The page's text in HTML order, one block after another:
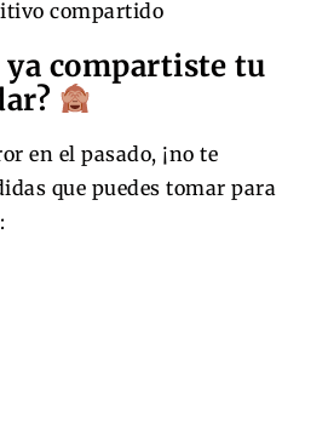
compartido
ya compartiste tu
en el pasado, ¡no te
que puedes tomar para